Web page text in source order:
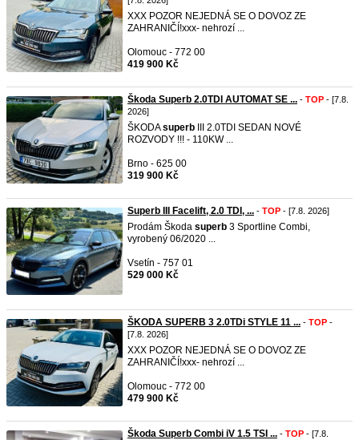
XXX POZOR NEJEDNÁ SE O DOVOZ ZE
ZAHRANIČÍ!xxx- nehrozí ...
Olomouc - 772 00
419 900 Kč
Škoda Superb 2.0TDI AUTOMAT SE ... - TOP - [7.8.
2026]
ŠKODAsuperb III 2.0TDI SEDAN NOVÉ
ROZVODY !!! ​- 110KW ...
Brno - 625 00
319 900 Kč
Superb III Facelift, 2.0 TDI, ... - TOP - [7.8. 2026]
Prodám Škoda superb 3 Sportline Combi,
vyrobený 06/2020 ...
Vsetín - 757 01
529 000 Kč
ŠKODA SUPERB 3 2.0TDi STYLE 11 ... - TOP -
[7.8. 2026]
XXX POZOR NEJEDNÁ SE O DOVOZ ZE
ZAHRANIČÍ!xxx- nehrozí ...
Olomouc - 772 00
479 900 Kč
Škoda Superb Combi iV 1.5 TSI ... - TOP - [7.8.